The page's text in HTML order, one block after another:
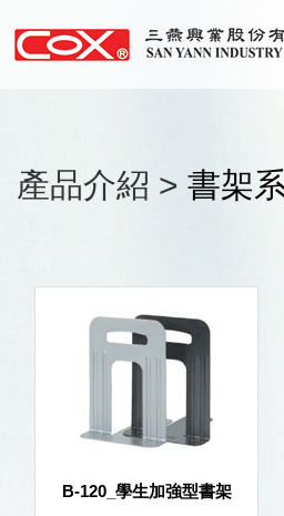
產品介紹 > 書架
B-120_學生加強型書架